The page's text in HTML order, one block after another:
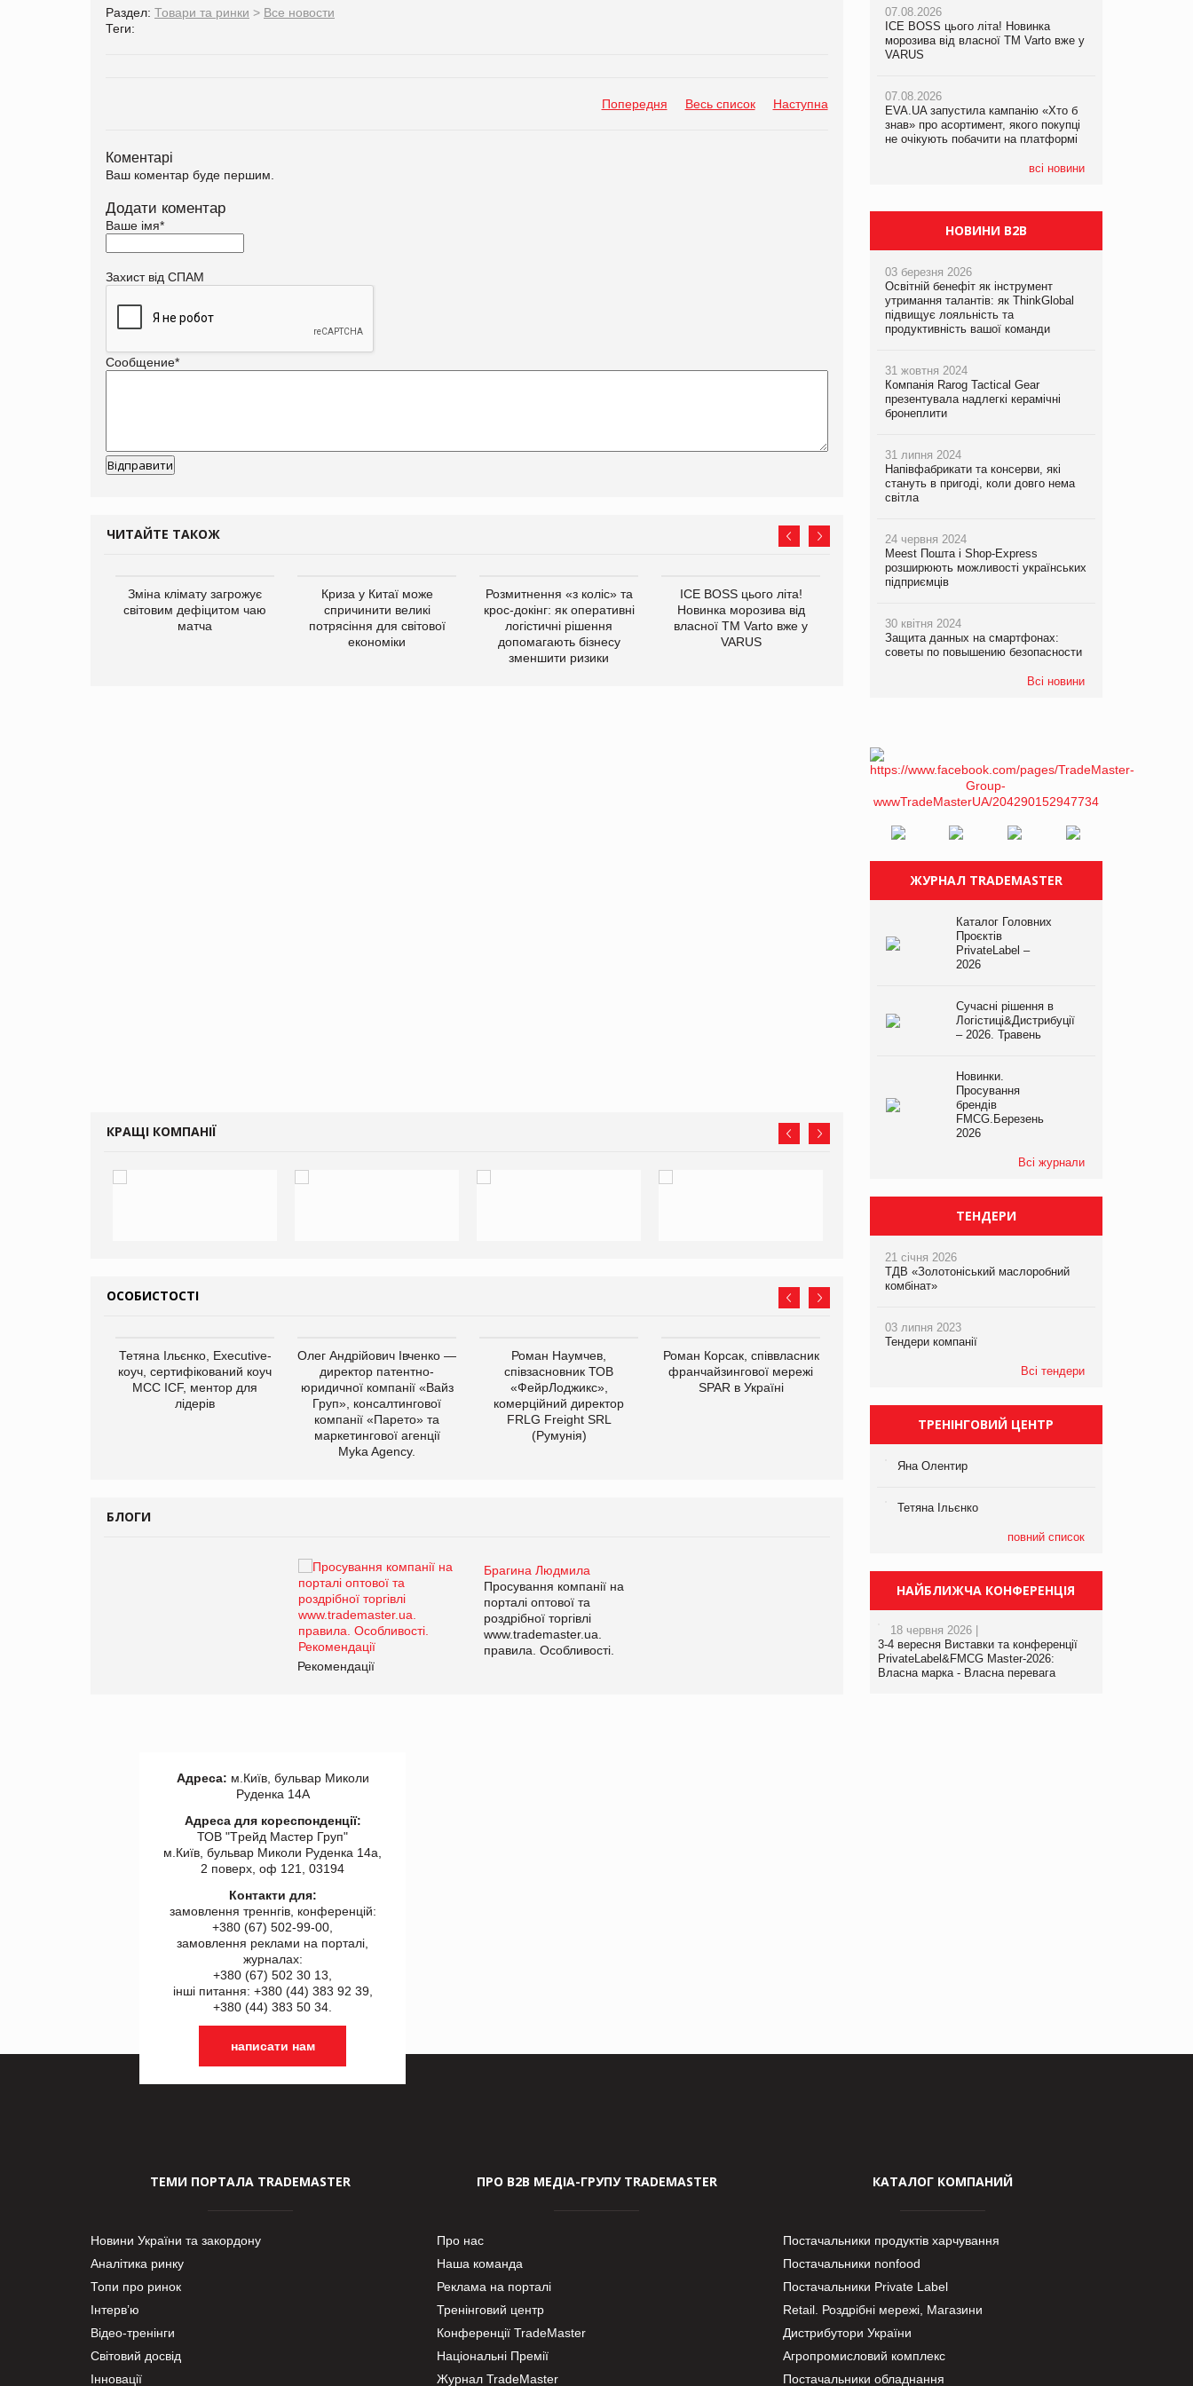
Раздел: Товари та ринки > Все новости
Теги:
Попередня Весь список Наступна
Коментарі
Ваш коментар буде першим.
Додати коментар
Ваше імя*
Захист від СПАМ
Сообщение*
ЧИТАЙТЕ ТАКОЖ
Зміна клімату загрожує
світовим дефіцитом чаю
матча
Криза у Китаї може
спричинити великі
потрясіння для світової
економіки
Розмитнення «з коліс» та
крос-докінг: як оперативні
логістичні рішення
допомагають бізнесу
зменшити ризики
ICE BOSS цього літа!
Новинка морозива від
власної ТМ Varto вже у
VARUS
асортимент, якого покупці
не очікують побачити на
платформі
КРАЩІ КОМПАНІЇ
ОСОБИСТОСТІ
Тетяна Ільєнко, Executive-
коуч, сертифікований коуч
МСС ICF, ментор для
лідерів
Олег Андрійович Івченко —
директор патентно-
юридичної компанії «Вайз
Груп», консалтингової
компанії «Парето» та
маркетингової агенції
Myka Agency.
Роман Наумчев,
співзасновник ТОВ
«ФейрЛоджикс»,
комерційний директор
FRLG Freight SRL
(Румунія)
Роман Корсак, співвласник
франчайзингової мережі
SPAR в Україні
виробництва
компанії «УкраМарин»
БЛОГИ
Брагина Людмила
Просування компанії на
порталі оптової та
роздрібної торгівлі
www.trademaster.ua.
правила. Особливості.
Рекомендації
Брагина Людмила
Просування компанії на
www.trademaster.ua.
правила. Особливості.
07.08.2026
ICE BOSS цього літа! Новинка
морозива від власної ТМ Varto вже у
VARUS
07.08.2026
EVA.UA запустила кампанію «Хто б
знав» про асортимент, якого покупці
не очікують побачити на платформі
всі новини
07.08.2026
ICE BOSS цього літа! Новинка
морозива від власної ТМ Varto вже у
VARUS
07.08.2026
EVA.UA запустила кампанію «Хто б
знав» про асортимент, якого покупці
не очікують побачити на платформі
07.08.2026
Франція заборонила рекламні дзвінки
НОВИНИ B2B
03 березня 2026
Освітній бенефіт як інструмент
утримання талантів: як ThinkGlobal
підвищує лояльність та
продуктивність вашої команди
31 жовтня 2024
Компанія Rarog Tactical Gear
презентувала надлегкі керамічні
бронеплити
31 липня 2024
Напівфабрикати та консерви, які
стануть в пригоді, коли довго нема
світла
24 червня 2024
Meest Пошта і Shop-Express
розширюють можливості українських
підприємців
30 квітня 2024
Защита данных на смартфонах:
советы по повышению безопасности
Всі новини
ЖУРНАЛ TRADEMASTER
Каталог Головних
Проєктів
PrivateLabel –
2026
Сучасні рішення в
Логістиці&Дистрибуції
– 2026. Травень
Новинки.
Просування
брендів
FMCG.Березень
2026
Всі журнали
ТЕНДЕРИ
21 січня 2026
ТДВ «Золотоніський маслоробний
комбінат»
03 липня 2023
Тендери компанії
Всі тендери
ТРЕНІНГОВИЙ ЦЕНТР
Яна Олентир
Тетяна Ільєнко
повний список
НАЙБЛИЖЧА КОНФЕРЕНЦІЯ
18 червня 2026 |
3-4 вересня Виставки та конференції
PrivateLabel&FMCG Master-2026:
Власна марка - Власна перевага
Адреса: м.Київ, бульвар Миколи
Руденка 14А
Адреса для кореспонденції:
ТОВ "Tрейд Мастер Груп"
м.Київ, бульвар Миколи Руденка 14а,
2 поверх, оф 121, 03194
Контакти для:
замовлення треннгів, конференцій:
+380 (67) 502-99-00,
замовлення реклами на порталі,
журналах:
+380 (67) 502 30 13,
інші питання: +380 (44) 383 92 39,
+380 (44) 383 50 34.
написати нам
ТЕМИ ПОРТАЛА TRADEMASTER
Новини України та закордону
Аналітика ринку
Топи про ринок
Інтерв’ю
Відео-тренінги
Світовий досвід
Інновації
ПРО В2В МЕДІА-ГРУПУ TRADEMASTER
Про нас
Наша команда
Реклама на порталі
Тренінговий центр
Конференції TradeMaster
Національні Премії
Журнал TradeMaster
КАТАЛОГ КОМПАНИЙ
Постачальники продуктів харчування
Постачальники nonfood
Постачальники Private Label
Retail. Роздрібні мережі, Магазини
Дистрибутори України
Агропромисловий комплекс
Постачальники обладнання